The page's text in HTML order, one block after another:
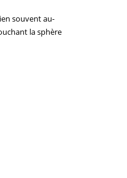
souvent au-
la sphère